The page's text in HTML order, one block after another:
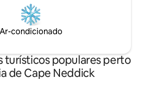
Ar-condicionado
turísticos populares perto
de Cape Neddick